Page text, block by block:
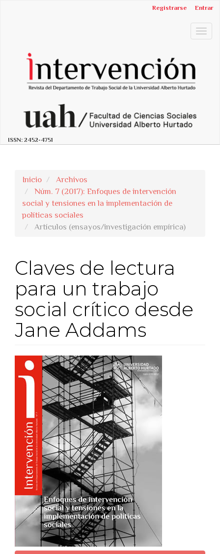
##plugins.themes.bootstrap3.accessible_menu.label##
Registrarse Entrar
ISSN: 2452-4751
Inicio
Archivos
Núm. 7 (2017): Enfoques de intervención
social y tensiones en la implementación de
políticas sociales
Artículos (ensayos/investigación empírica)
Claves de lectura
para un trabajo
social crítico desde
Jane Addams